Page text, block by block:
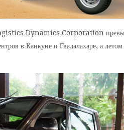
Dynamics Corporation
в Канкуне и Гвадалахаре, а